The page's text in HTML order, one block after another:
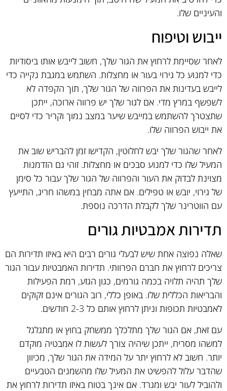
והעיניים שלו.
ייבוש וטיפוח
לאחר שסיימת לרחוץ את הגור שלך, חשוב לייבש אותו ביסודיות
כדי למנוע כל גירוי בעור או מחצלות. השתמש במגבת נקייה כדי
לייבש בעדינות את הפרווה של הגור שלך, תוך הקפדה לא
לשפשף במרץ מדי. אם לגור שלך יש פרווה ארוכה, ייתכן
שתצטרך להשתמש במייבש שיער במצב נמוך וקריר כדי לסיים
את ייבוש הפרווה שלו.
לאחר שהגור שלך יבש לחלוטין, הקדישו זמן להבריש שוב את
המעיל שלו כדי למנוע סבכים או מחצלות. זוהי גם הזדמנות
מצוינת לבדוק את העור והפרווה של הגור שלך עבור כל סימן
של גירוי, יובש או טפילים. אם אתה מבחין במשהו חריג, התייעץ
עם הווטרינר שלך לקבלת הדרכה נוספת.
תדירות אמבטיות גורים
שאלה נפוצה אחת שיש לבעלי גורים רבים היא באיזו תדירות הם
צריכים לרחוץ את חברם הפרוותי. תדירות האמבטיות עבור הגור
שלך תהיה תלויה בכמה גורמים, כגון הגזע, רמת הפעילות
והבריאות הכללית שלו. באופן כללי, רוב הגורים אינם זקוקים
לאמבטיות תכופות וניתן לרחוץ אותם כל 2-3 חודשים.
עם זאת, אם הגור שלך מתלכלך ממשחק בחוץ או מתגלגל
למשהו מסריח, ייתכן שיהיה צורך לעשות לו אמבטיה מוקדם
יותר. חשוב לא לרחוץ יתר על המידה את הגור שלך, מכיוון
שהדבר עלול להפשיט את המעיל שלו מהשמנים הטבעיים
ולהוביל לעור יבש ומגרד. אם אינך בטוח באיזו תדירות לרחוץ את